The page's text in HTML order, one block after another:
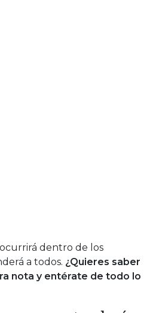
dentro de los
a todos. ¿Quieres saber
nota y entérate de todo lo